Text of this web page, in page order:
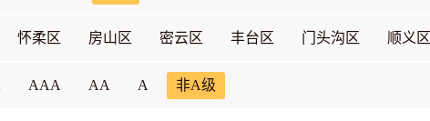
怀柔区 房山区 密云区 丰台区 门头沟区 顺义区
AAA AA A 非A级